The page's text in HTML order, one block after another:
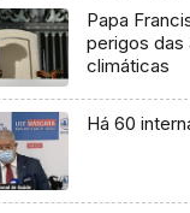
Papa
perigos das
climáticas
Há 60